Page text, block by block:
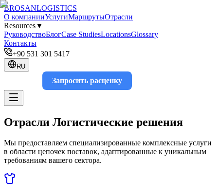
BROSANLOGISTICS
О компанииУслугиМаршрутыОтрасли
Resources▼
РуководствоБлогCase StudiesLocationsGlossary
Контакты
+90 531 301 5417
RU
Запросить расценку
Отрасли Логистические решения
Мы предоставляем специализированные комплексные услуги
в области цепочек поставок, адаптированные к уникальным
требованиям вашего сектора.